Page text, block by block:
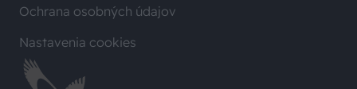
Ochrana osobných údajov
Nastavenia cookies